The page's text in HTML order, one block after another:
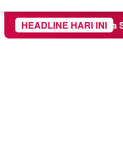
HEADLINE HARI INI
Diperiksa Sebagai